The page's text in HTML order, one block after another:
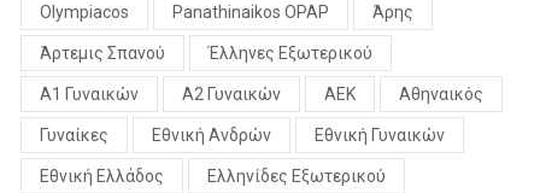
Olympiacos Panathinaikos OPAP Άρης
Άρτεμις Σπανού Έλληνες Εξωτερικού
Α1 Γυναικών Α2 Γυναικών ΑΕΚ Αθηναικός
Γυναίκες Εθνική Ανδρών Εθνική Γυναικών
Εθνική Ελλάδος Ελληνίδες Εξωτερικού